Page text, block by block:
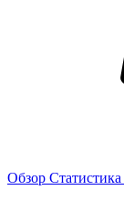
Обзор Статистика